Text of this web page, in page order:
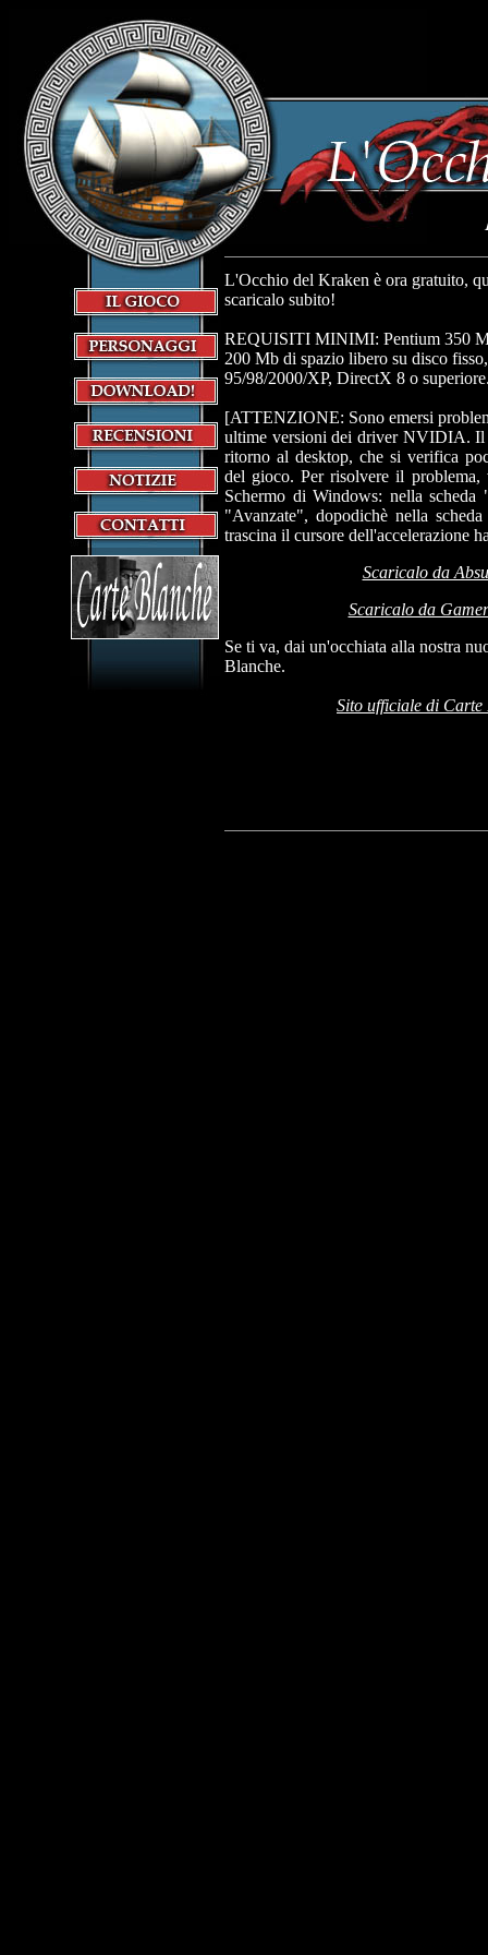
L'Occhio del Kraken è ora gratuito,
scaricalo subito!
REQUISITI MINIMI: Pentium 350
200 Mb di spazio libero su disco
95/98/2000/XP, DirectX 8 o
[ATTENZIONE: Sono emersi
ultime versioni dei driver NVIDIA. Il
ritorno al desktop, che si verifica
del gioco. Per risolvere il problema,
Schermo di Windows: nella scheda
"Avanzate", dopodichè nella
trascina il cursore dell'accelerazione
Scaricalo da
Scaricalo da
Se ti va, dai un'occhiata alla nostra
Blanche.
Sito ufficiale di Carte